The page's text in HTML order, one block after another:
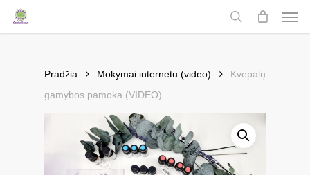
Skip
search
Pradžia Mokymai internetu (video)
Kvepalų
gamybos pamoka (VIDEO)